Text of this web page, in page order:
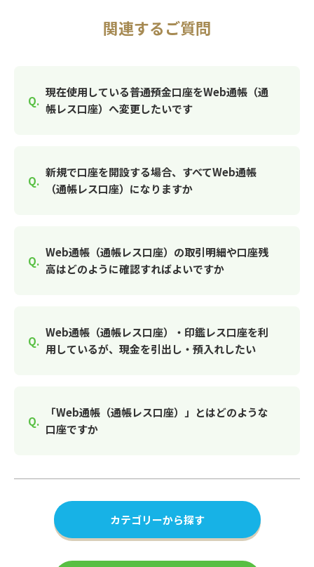
関連するご質問
現在使用している普通預金口座をWeb通帳（通
帳レス口座）へ変更したいです
新規で口座を開設する場合、すべてWeb通帳
（通帳レス口座）になりますか
Web通帳（通帳レス口座）の取引明細や口座残
高はどのように確認すればよいですか
Web通帳（通帳レス口座）・印鑑レス口座を利
用しているが、現金を引出し・預入れしたい
「Web通帳（通帳レス口座）」とはどのような
口座ですか
カテゴリーから探す